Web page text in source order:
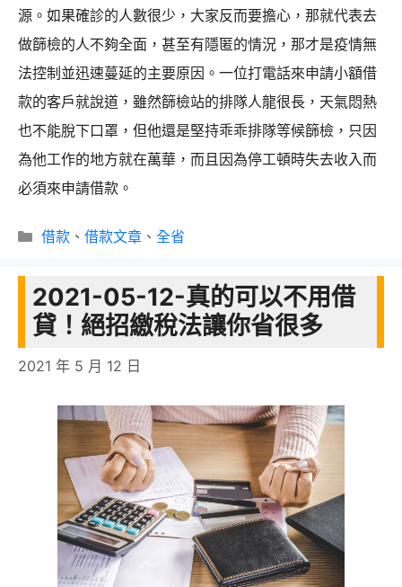
困
難
怎
麼
辦？
源。如果確診的人數很少，大家反而要擔心，那就代表去
做篩檢的人不夠全面，甚至有隱匿的情況，那才是疫情無
法控制並迅速蔓延的主要原因。一位打電話來申請小額借
款的客戶就說道，雖然篩檢站的排隊人龍很長，天氣悶熱
也不能脫下口罩，但他還是堅持乖乖排隊等候篩檢，只因
為他工作的地方就在萬華，而且因為停工頓時失去收入而
必須來申請借款。
分
借款、 借款文章、 全省
2021-05-12-真的可以不用借
貸！絕招繳稅法讓你省很多
2021 年 5 月 12 日